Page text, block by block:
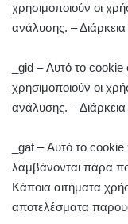
χρησιμοποιούν οι
ανάλυσης. – Διάρκεια
_gid – Αυτό το
χρησιμοποιούν οι
ανάλυσης. –
_gat – Αυτό το
λαμβάνονται πάρα
Κάποια αιτήματα
αποτελέσματα